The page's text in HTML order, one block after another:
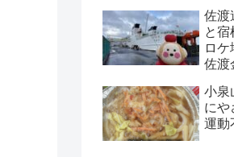
佐渡
と宿
ロ
佐渡
小泉
にや
運動